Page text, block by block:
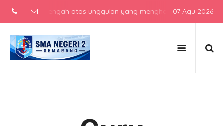
menengah atas unggulan yang menghasilkan lulusan
07 Agu 2026